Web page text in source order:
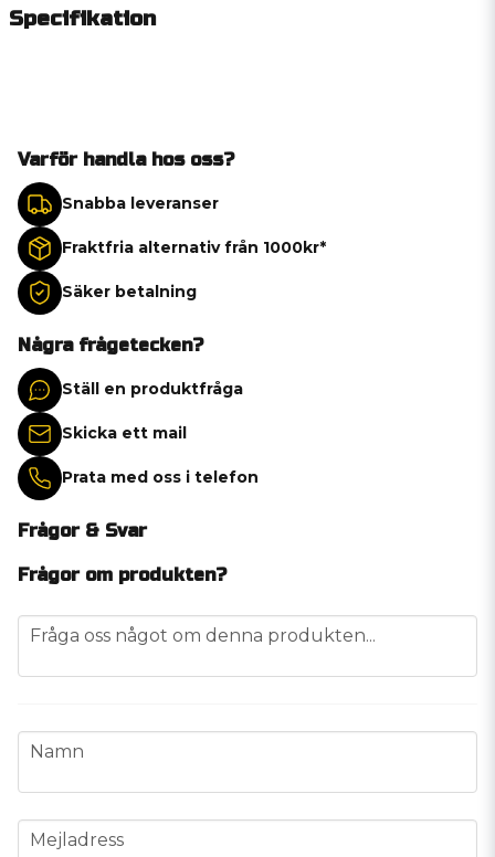
Specifikation
Varför handla hos oss?
Snabba leveranser
Fraktfria alternativ från 1000kr*
Säker betalning
Några frågetecken?
Ställ en produktfråga
Skicka ett mail
Prata med oss i telefon
Frågor & Svar
Frågor om produkten?
question
Fråga oss något om denna produkten...
name
Namn
email
Mejladress